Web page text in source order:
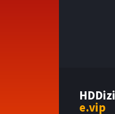
HDDizi
e.vip